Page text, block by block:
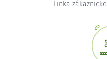
Linka